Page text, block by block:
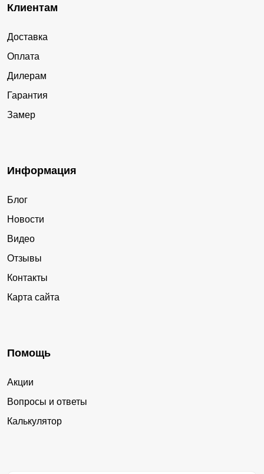
Клиентам
Доставка
Оплата
Дилерам
Гарантия
Замер
Информация
Блог
Новости
Видео
Отзывы
Контакты
Карта сайта
Помощь
Акции
Вопросы и ответы
Калькулятор